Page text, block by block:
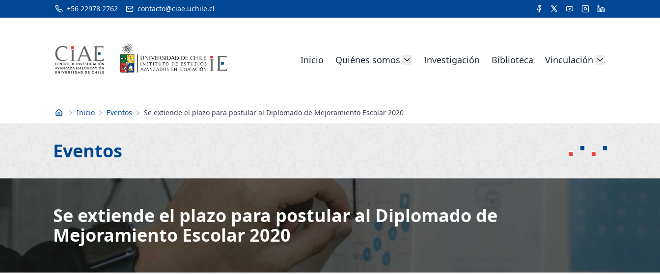
+56 22978 2762 contacto@ciae.uchile.cl
Inicio Quiénes somos Investigación Biblioteca Vinculación
Inicio Inicio Eventos Se extiende el plazo para postular al Diplomado de Mejoramiento Escolar 2020
Eventos
Se extiende el plazo para postular al Diplomado de
Mejoramiento Escolar 2020